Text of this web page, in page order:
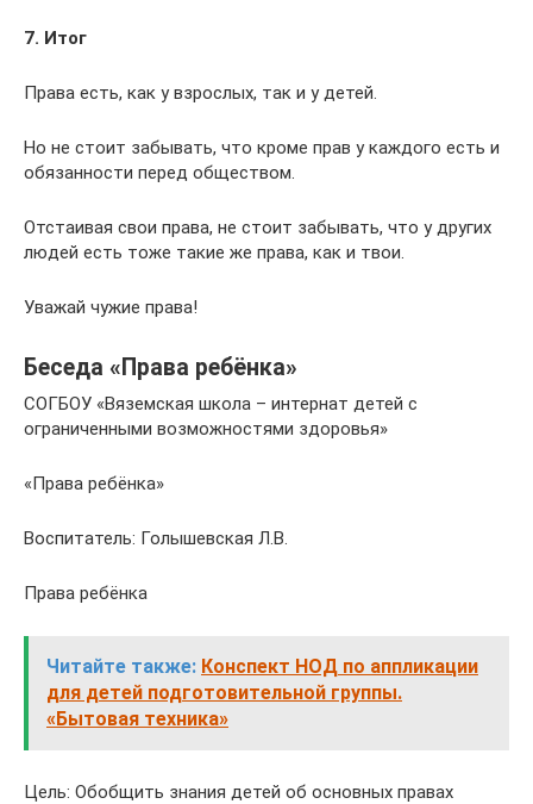
7. Итог
Права есть, как у взрослых, так и у детей.
Но не стоит забывать, что кроме прав у каждого есть и
обязанности перед обществом.
Отстаивая свои права, не стоит забывать, что у других
людей есть тоже такие же права, как и твои.
Уважай чужие права!
Беседа «Права ребёнка»
СОГБОУ «Вяземская школа – интернат детей с
ограниченными возможностями здоровья»
«Права ребёнка»
Воспитатель: Голышевская Л.В.
Права ребёнка
Читайте также: Конспект НОД по аппликации
для детей подготовительной группы.
«Бытовая техника»
Цель: Обобщить знания детей об основных правах